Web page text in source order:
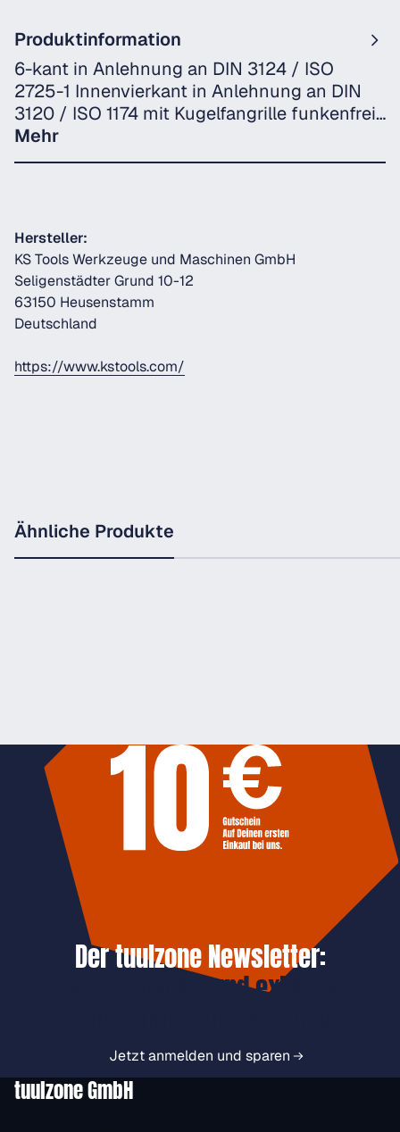
Produktinformation
6-kant in Anlehnung an DIN 3124 / ISO
2725-1 Innenvierkant in Anlehnung an DIN
3120 / ISO 1174 mit Kugelfangrille funkenfrei…
Mehr
Hersteller:
KS Tools Werkzeuge und Maschinen GmbH
Seligenstädter Grund 10-12
63150 Heusenstamm
Deutschland
https://www.kstools.com/
Ähnliche Produkte
Der tuulzone Newsletter:
Jetzt anmelden und exklusive
Jetzt anmelden und sparen
tuulzone GmbH